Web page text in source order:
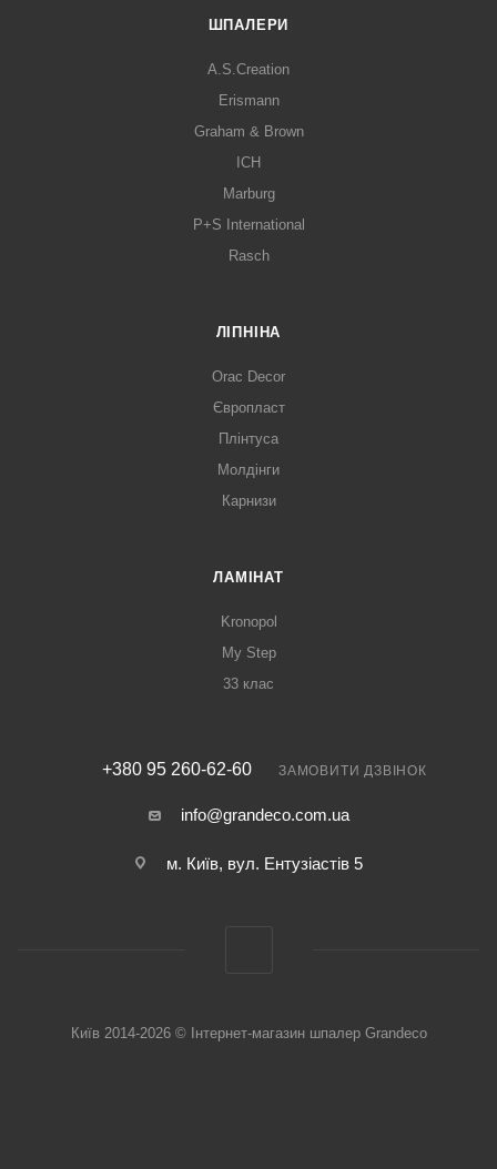
ШПАЛЕРИ
A.S.Creation
Erismann
Graham & Brown
ICH
Marburg
P+S International
Rasch
ЛІПНІНА
Orac Decor
Європласт
Плінтуса
Молдінги
Карнизи
ЛАМІНАТ
Kronopol
My Step
33 клас
+380 95 260-62-60 ЗАМОВИТИ ДЗВІНОК
info@grandeco.com.ua
м. Київ, вул. Ентузіастів 5
Київ 2014-2026 © Інтернет-магазин шпалер Grandeco